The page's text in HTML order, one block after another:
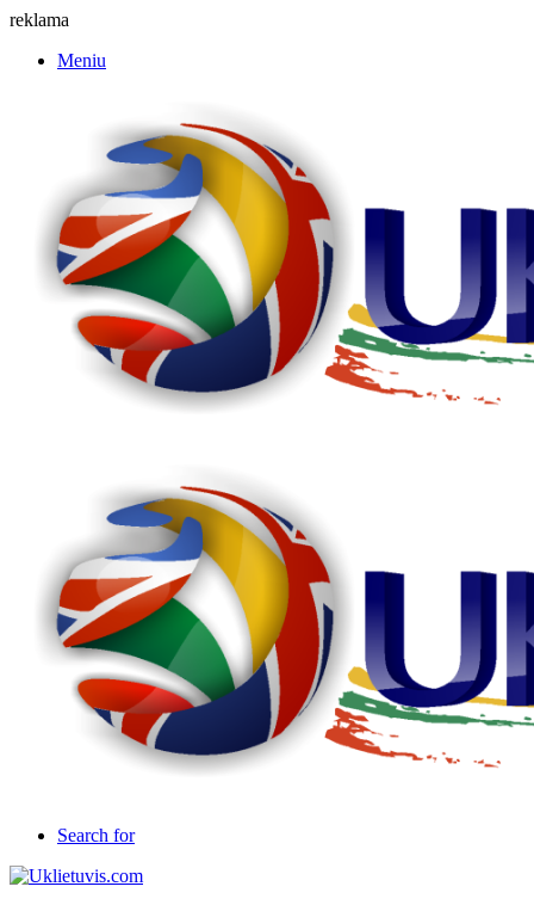
reklama
Meniu
Search for